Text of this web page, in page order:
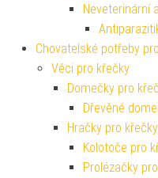
Neveterinární
Chovatelské potřeby
Věci pro křečky
Domečky pro
Dřevěné
Hračky pro křečky
Kolotoče pro
Prolézačky